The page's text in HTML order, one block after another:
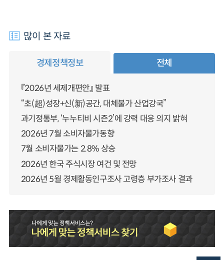
많이 본 자료
경제정책정보 전체
『2026년 세제개편안』 발표
“초(超)성장+신(新)공간, 대체불가 산업강국”
과기정통부, ‘누누티비 시즌2’에 강력 대응 의지 밝혀
2026년 7월 소비자물가동향
7월 소비자물가는 2.8% 상승
2026년 한국 주식시장 여건 및 전망
2026년 5월 경제활동인구조사 고령층 부가조사 결과